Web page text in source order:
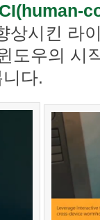
상시킨 라
도우의 시
다.